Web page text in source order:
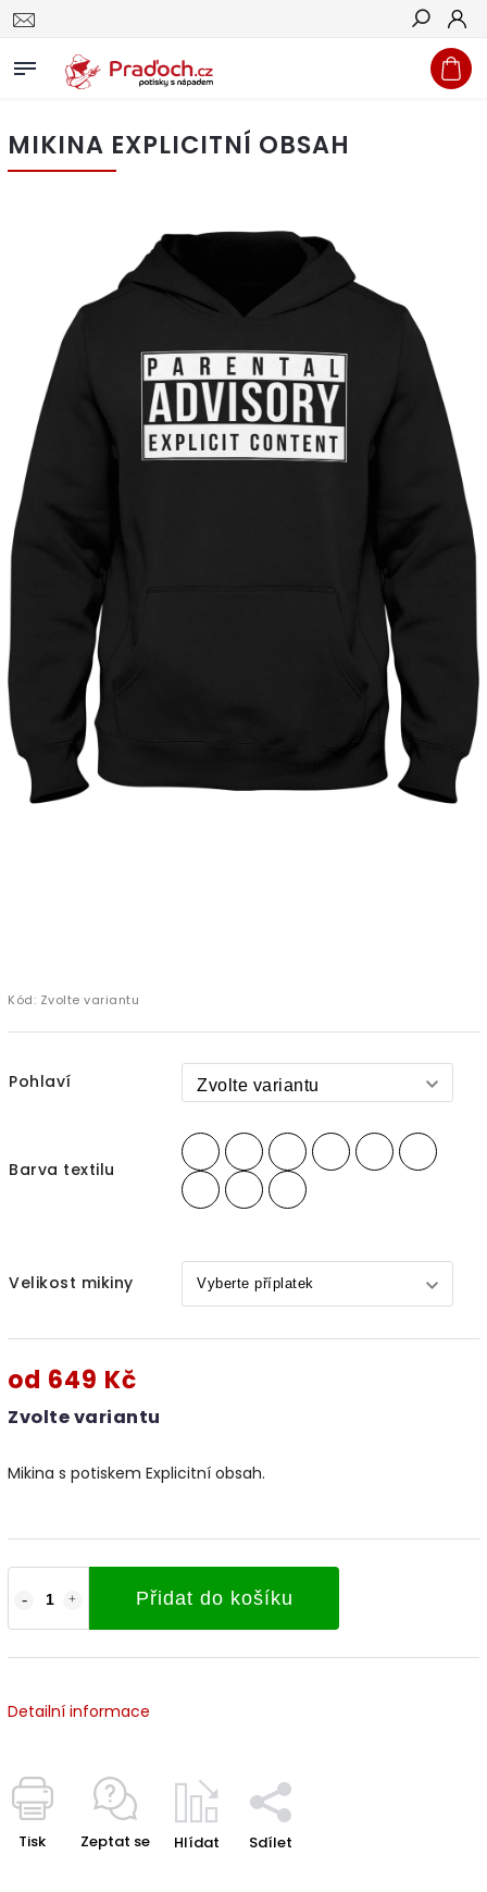
Hledat
MIKINA EXPLICITNÍ OBSAH
Kód: Zvolte variantu
Pohlaví
Barva textilu
Velikost mikiny
od 649 Kč
Zvolte variantu
Přidat do košíku
Mikina s potiskem Explicitní obsah.
Detailní informace
Tisk Zeptat se Hlídat Sdílet